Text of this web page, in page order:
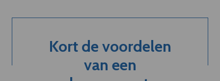
Kort de voordelen
van een